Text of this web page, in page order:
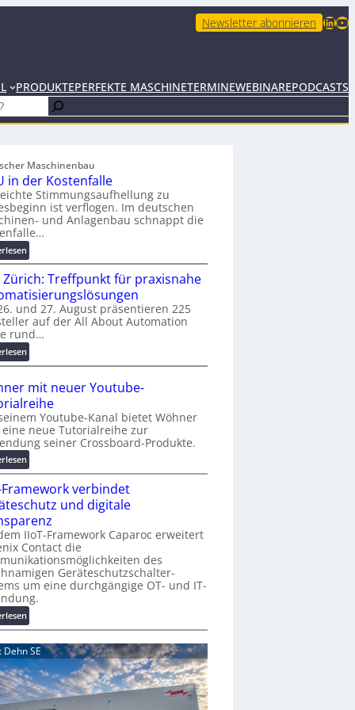
Newsletter abonnieren LinkedIn YouTube
PRODUKTEPERFEKTE MASCHINETERMINEWEBINAREPODCASTS
Maschinenbau
in der Kostenfalle
Stimmungsaufhellung zu
ist verflogen. Im deutschen
und Anlagenbau schnappt die
:
K
M
U
i
n
d
r
o
s
t
e
n
f
a
l
l
e
Zürich: Treffpunkt für praxisnahe
und 27. August präsentieren 225
auf der All About Automation
rund…
:
A
A
Z
ü
r
i
c
:
T
r
e
f
f
p
u
n
k
f
ü
r
p
mit neuer Youtube-
Youtube-Kanal bietet Wöhner
neue Tutorialreihe zur
seiner Crossboard-Produkte.
:
W
ö
h
n
e
r
m
i
t
n
e
u
e
r
Y
o
u
Framework verbindet
und digitale
IIoT-Framework Caparoc erweitert
Contact die
des
Geräteschutzschalter-
um eine durchgängige OT- und IT-
:
I
I
o
T
-
F
Dehn SE